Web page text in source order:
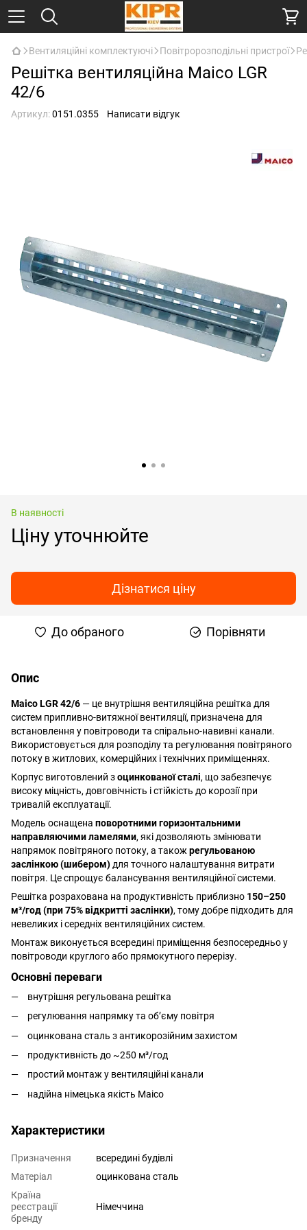
Вентиляційні комплектуючі Повітророзподільні пристрої
Решітка вентиляційна Maico LGR
42/6
Артикул:0151.0355 Написати відгук
В наявності
Ціну уточнюйте
Дізнатися ціну
До обраного Порівняти
Опис
Maico LGR 42/6 — це внутрішня вентиляційна решітка для
систем припливно-витяжної вентиляції, призначена для
встановлення у повітроводи та спірально-навивні канали.
Використовується для розподілу та регулювання повітряного
потоку в житлових, комерційних і технічних приміщеннях.
Корпус виготовлений зоцинкованої сталі, що забезпечує
високу міцність, довговічність і стійкість до корозії при
тривалій експлуатації.
Модель оснащена поворотними горизонтальними
направляючими ламелями, які дозволяють змінювати
напрямок повітряного потоку, а також регульованою
заслінкою (шибером) для точного налаштування витрати
повітря. Це спрощує балансування вентиляційної системи.
Решітка розрахована на продуктивність приблизно 150–250
м³/год (при 75% відкритті заслінки), тому добре підходить для
невеликих і середніх вентиляційних систем.
Монтаж виконується всередині приміщення безпосередньо у
повітроводи круглого або прямокутного перерізу.
Основні переваги
внутрішня регульована решітка
регулювання напрямку та об’єму повітря
оцинкована сталь з антикорозійним захистом
продуктивність до ~250 м³/год
простий монтаж у вентиляційні канали
надійна німецька якість Maico
Характеристики
Призначення
всередині будівлі
Матеріал
оцинкована сталь
Країна
реєстрації
бренду
Німеччина